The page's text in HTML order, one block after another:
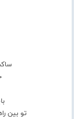
تو بین